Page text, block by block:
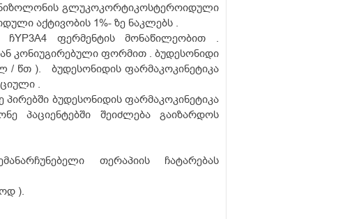
გლუკოკორტიკოსტეროიდული
აქტივობის 1%- ზე ნაკლებს .
ფერმენტის მონაწილეობით .
კონიუგირებული ფორმით . ბუდესონიდი
წთ ). ბუდესონიდის ფარმაკოკინეტიკა
.
ბუდესონიდის ფარმაკოკინეტიკა
პაციენტებში შეიძლება გაიზარდოს
თერაპიის ჩატარებას
).